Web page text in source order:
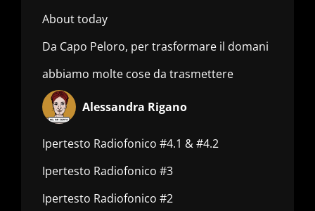
About today
Da Capo Peloro, per trasformare il domani
abbiamo molte cose da trasmettere
Alessandra Rigano
Ipertesto Radiofonico #4.1 & #4.2
Ipertesto Radiofonico #3
Ipertesto Radiofonico #2